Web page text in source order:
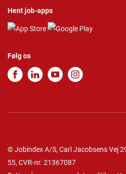
Hent job-apps
Følg os
© Jobindex A/S, Carl Jacobsens Vej
55, CVR-nr. 21367087